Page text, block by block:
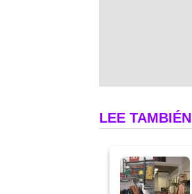
LEE TAMBIÉN